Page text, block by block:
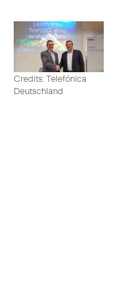
Credits: Telefónica
Deutschland